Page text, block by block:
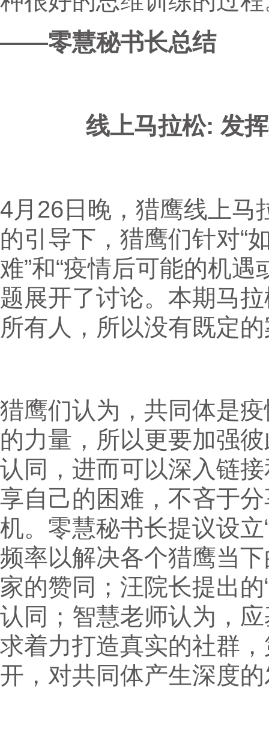
——零慧秘书长总结
线上马拉松: 发
4月26日晚，猎鹰线上马
的引导下，猎鹰们针对“
难”和“疫情后可能的机
题展开了讨论。本期马
所有人，所以没有既定
猎鹰们认为，共同体是
的力量，所以更要加强
认同，进而可以深入链
享自己的困难，不吝于
机。零慧秘书长提议设
频率以解决各个猎鹰当
家的赞同；汪院长提出
认同；智慧老师认为，
求着力打造真实的社群
开，对共同体产生深度